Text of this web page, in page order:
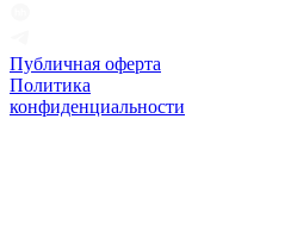
Публичная оферта
Политика
конфиденциальности